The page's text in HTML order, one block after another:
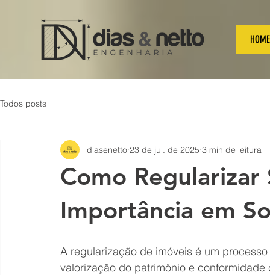
HOME
Todos posts
Como Regularizar
Importância em
diasenetto 23 de jul. de 2025 3 min de leitura
A regularização de imóveis é um
valorização do patrimônio e